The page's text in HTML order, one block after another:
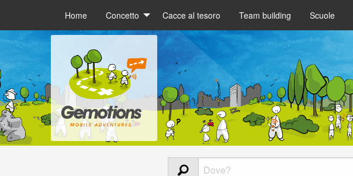
Home Concetto Cacce al tesoro Team building Scuole